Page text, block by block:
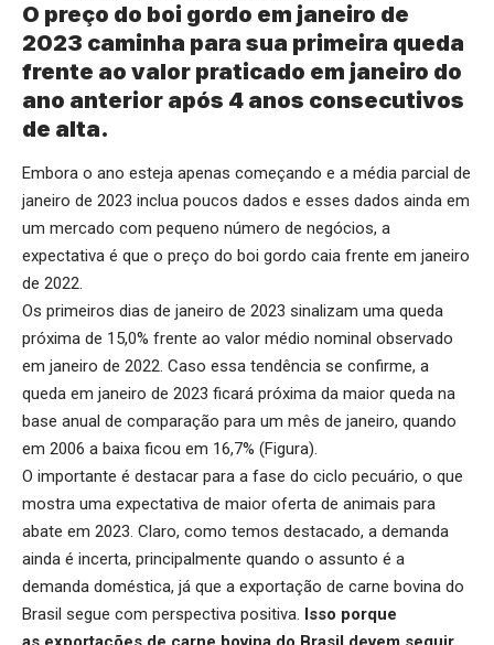
O preço do boi gordo em janeiro de
2023 caminha para sua primeira queda
frente ao valor praticado em janeiro do
ano anterior após 4 anos consecutivos
de alta.
Embora o ano esteja apenas começando e a média parcial de
janeiro de 2023 inclua poucos dados e esses dados ainda em
um mercado com pequeno número de negócios, a
expectativa é que o preço do boi gordo caia frente em janeiro
de 2022.
Os primeiros dias de janeiro de 2023 sinalizam uma queda
próxima de 15,0% frente ao valor médio nominal observado
em janeiro de 2022. Caso essa tendência se confirme, a
queda em janeiro de 2023 ficará próxima da maior queda na
base anual de comparação para um mês de janeiro, quando
em 2006 a baixa ficou em 16,7% (Figura).
O importante é destacar para a fase do ciclo pecuário, o que
mostra uma expectativa de maior oferta de animais para
abate em 2023. Claro, como temos destacado, a demanda
ainda é incerta, principalmente quando o assunto é a
demanda doméstica, já que a exportação de carne bovina do
Brasil segue com perspectiva positiva. Isso porque